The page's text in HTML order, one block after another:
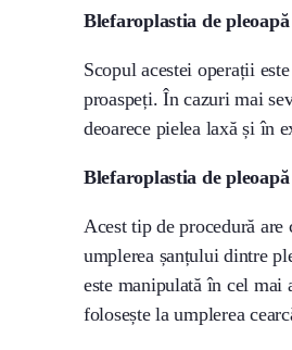
Blefaroplastia de
Scopul acestei operații
proaspeți. În cazuri mai
deoarece pielea laxă și în
Blefaroplastia de
Acest tip de procedură are
umplerea șanțului dintre
este manipulată în cel mai
folosește la umplerea